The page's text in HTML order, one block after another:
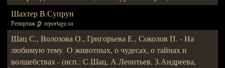
Шахтер В.Супрун
Репортаж reportage.su
Шац С., Волозова О., Григорьева Е., Соколов П. - На
любимую тему. О животных, о чудесах, о тайнах и
волшебствах - (исп.: С.Шац, А.Леонтьев, З.Андреева,